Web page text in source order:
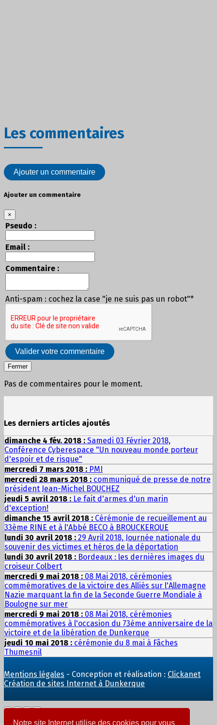
Notre site Internet utilise des cookies pour vous
Les commentaires
Ajouter un commentaire
Ajouter un commentaire
×
Pseudo :
Email :
Commentaire :
Anti-spam : cochez la case "je ne suis pas un robot"*
Valider votre commentaire
Fermer
Pas de commentaires pour le moment.
Les derniers articles ajoutés
dimanche 4 fév. 2018 : Samedi 03 Février 2018,
Conférence Cyberespace "Un nouveau monde porteur
d'espoir et de risque"
mercredi 7 mars 2018 : PMI
mercredi 28 mars 2018 : communiqué de presse de notre
président Jean-Michel BOUCHEZ
jeudi 5 avril 2018 : Le fait d'armes d'un marin
d'exception!
dimanche 15 avril 2018 : Cérémonie de recueillement au
33ème RINE et à l'Abbé BECO à BROUCKERQUE
lundi 30 avril 2018 : 29 Avril 2018, Journée nationale du
souvenir des victimes et héros de la déportation
lundi 30 avril 2018 : Bordeaux : les dernières images du
croiseur Colbert
mercredi 9 mai 2018 : 08 Mai 2018, cérémonies
commémoratives de la victoire des Alliés sur l'Allemagne
Nazie marquant la fin de la Seconde Guerre Mondiale à
Boulogne sur mer
mercredi 9 mai 2018 : 08 Mai 2018, cérémonies
commémoratives à l'occasion du 73ème anniversaire de la
victoire et de la libération de Dunkerque
jeudi 10 mai 2018 : cérémonie du 8 mai à Fâches
Thumesnil
Mentions légales - Conception et réalisation : Clickanet
Création de sites Internet à Dunkerque